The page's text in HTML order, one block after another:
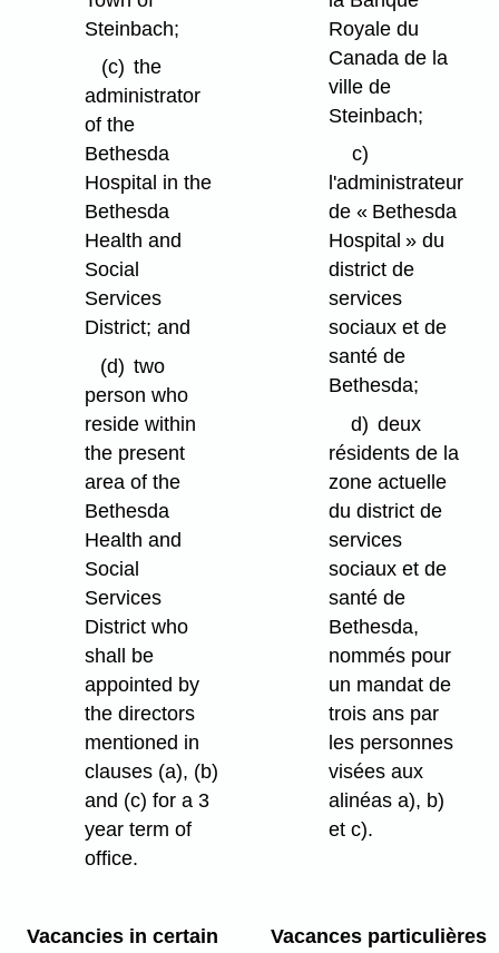
Steinbach;
(c) the
administrator
of the
Bethesda
Hospital in the
Bethesda
Health and
Social
Services
District; and
(d) two
person who
reside within
the present
area of the
Bethesda
Health and
Social
Services
District who
shall be
appointed by
the directors
mentioned in
clauses (a), (b)
and (c) for a 3
year term of
office.
Royale du
Canada de la
ville de
Steinbach;
c)
l'administrateur
de « Bethesda
Hospital » du
district de
services
sociaux et de
santé de
Bethesda;
d) deux
résidents de la
zone actuelle
du district de
services
sociaux et de
santé de
Bethesda,
nommés pour
un mandat de
trois ans par
les personnes
visées aux
alinéas a), b)
et c).
Vacancies in certain
Vacances particulières